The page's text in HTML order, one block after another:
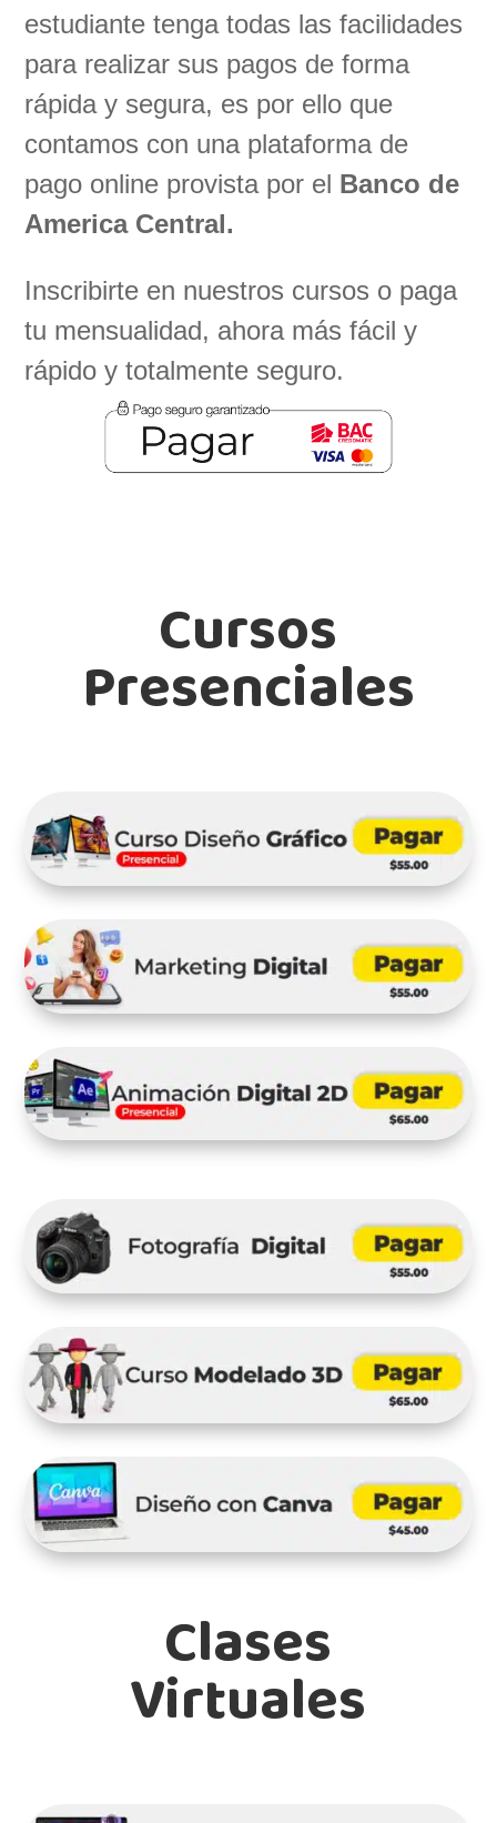
estudiante tenga todas las facilidades
para realizar sus pagos de forma
rápida y segura, es por ello que
contamos con una plataforma de
pago online provista por el Banco de
America Central.
Inscribirte en nuestros cursos o paga
tu mensualidad, ahora más fácil y
rápido y totalmente seguro.
Cursos
Presenciales
Clases
Virtuales